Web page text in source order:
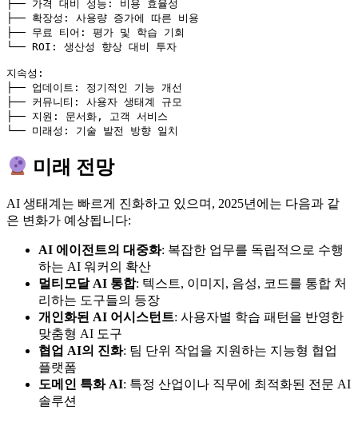
├── 가격 대비 성능 :
비용 효율성
├── 확장성 :
사용량 증가에 따른 비용
├── 무료 티어 :
평가 및 학습 기회
└── ROI : 생산성 향상 대비 투자
지속성 :
├── 업데이트 :
정기적인 기능 개선
├── 커뮤니티 :
사용자 생태계 규모
├── 지원 :
문서화, 고객 서비스
└── 미래성 : 기술 발전 방향 일치
미래 전망
AI 생태계는 빠르게 진화하고 있으며, 2025년에는 다음과 같
은 변화가 예상됩니다:
AI 에이전트의 대중화: 복잡한 업무를 독립적으로 수행
하는 AI 워커의 확산
멀티모달 AI 통합: 텍스트, 이미지, 음성, 코드를 통합 처
리하는 도구들의 등장
개인화된 AI 어시스턴트: 사용자별 학습 패턴을 반영한
맞춤형 AI 도구
협업 AI의 진화: 팀 단위 작업을 지원하는 지능형 협업
플랫폼
도메인 특화 AI: 특정 산업이나 직무에 최적화된 전문 AI
솔루션